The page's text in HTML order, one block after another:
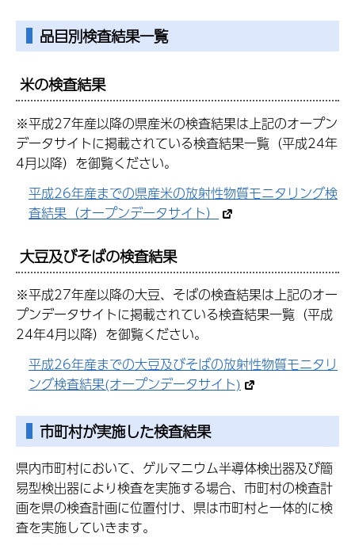
品目別検査結果一覧
米の検査結果
※平成27年産以降の県産米の検査結果は上記のオープン
データサイトに掲載されている検査結果一覧（平成24年
4月以降）を御覧ください。
平成26年産までの県産米の放射性物質モニタリング検
査結果（オープンデータサイト）
大豆及びそばの検査結果
※平成27年産以降の大豆、そばの検査結果は上記のオー
プンデータサイトに掲載されている検査結果一覧（平成
24年4月以降）を御覧ください。
平成26年産までの大豆及びそばの放射性物質モニタリ
ング検査結果(オープンデータサイト)
市町村が実施した検査結果
県内市町村において、ゲルマニウム半導体検出器及び簡
易型検出器により検査を実施する場合、市町村の検査計
画を県の検査計画に位置付け、県は市町村と一体的に検
査を実施していきます。